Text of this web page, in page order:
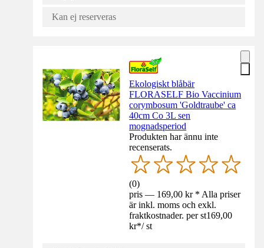
Kan ej reserveras
Ekologiskt blåbär
FLORASELF Bio Vaccinium
corymbosum 'Goldtraube' ca
40cm Co 3L sen
mognadsperiod
Produkten har ännu inte
recenserats.
(0)
pris — 169,00 kr * Alla priser
är inkl. moms och exkl.
fraktkostnader. per st169,00
kr*/ st